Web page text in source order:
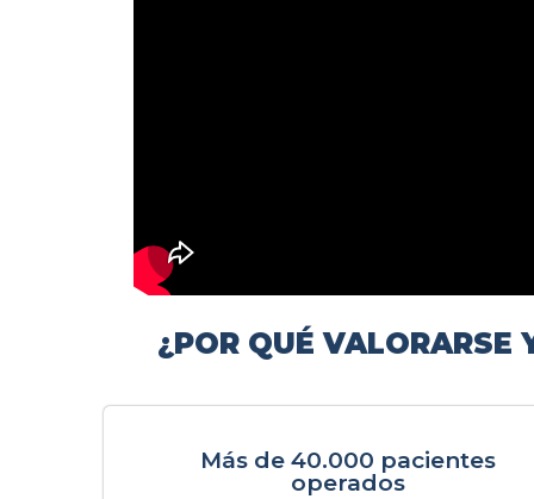
¿POR QUÉ VALORARSE
Más de 40.000 pacientes
operados